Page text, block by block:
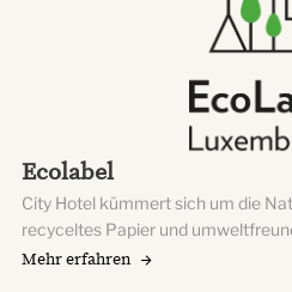
Ecolabel
City Hotel kümmert sich um die
recyceltes Papier und
Mehr erfahren